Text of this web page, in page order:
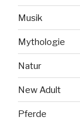
Musik
Mythologie
Natur
New Adult
Pferde